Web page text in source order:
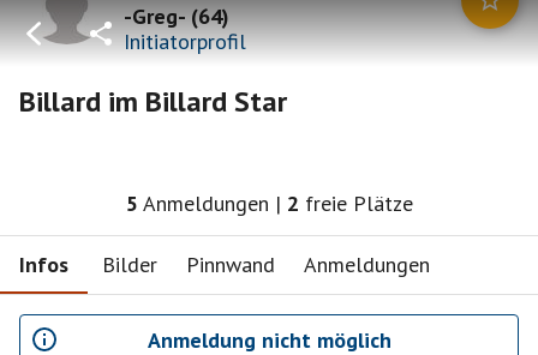
-Greg-(64)
Initiatorprofil
Billard im Billard Star
5 Anmeldungen | 2 freie Plätze
Infos Bilder Pinnwand Anmeldungen
Anmeldung nicht möglich